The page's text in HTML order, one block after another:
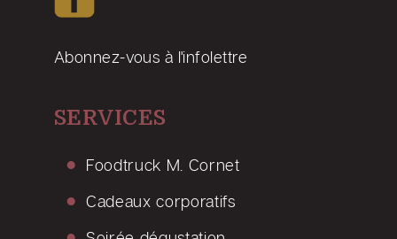
Abonnez-vous à l'infolettre
SERVICES
Foodtruck M. Cornet
Cadeaux corporatifs